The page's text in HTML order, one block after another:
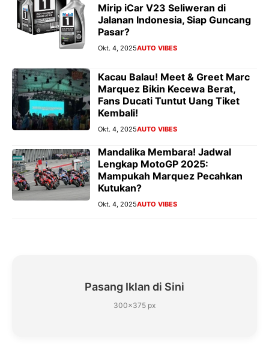
Mirip iCar V23 Seliweran di
Jalanan Indonesia, Siap Guncang
Pasar?
Okt. 4, 2025AUTO VIBES
Kacau Balau! Meet & Greet Marc
Marquez Bikin Kecewa Berat,
Fans Ducati Tuntut Uang Tiket
Kembali!
Okt. 4, 2025AUTO VIBES
Mandalika Membara! Jadwal
Lengkap MotoGP 2025:
Mampukah Marquez Pecahkan
Kutukan?
Okt. 4, 2025AUTO VIBES
Pasang Iklan di Sini
300×375 px